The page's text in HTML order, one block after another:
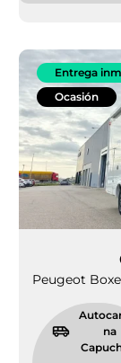
Entrega
Ocasión
Peugeot
na